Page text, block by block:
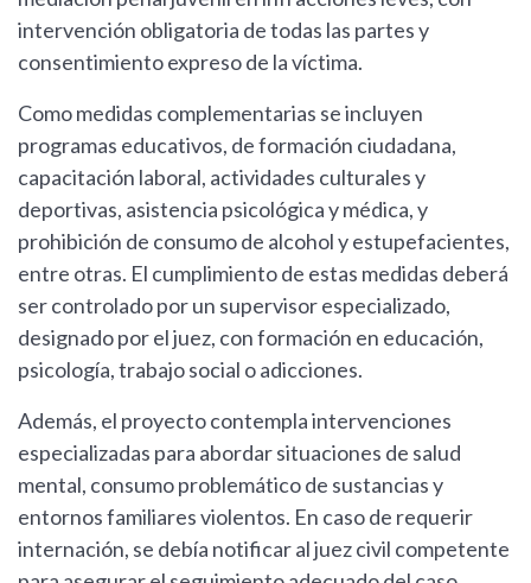
intervención obligatoria de todas las partes y
consentimiento expreso de la víctima.
Como medidas complementarias se incluyen
programas educativos, de formación ciudadana,
capacitación laboral, actividades culturales y
deportivas, asistencia psicológica y médica, y
prohibición de consumo de alcohol y estupefacientes,
entre otras. El cumplimiento de estas medidas deberá
ser controlado por un supervisor especializado,
designado por el juez, con formación en educación,
psicología, trabajo social o adicciones.
Además, el proyecto contempla intervenciones
especializadas para abordar situaciones de salud
mental, consumo problemático de sustancias y
entornos familiares violentos. En caso de requerir
internación, se debía notificar al juez civil competente